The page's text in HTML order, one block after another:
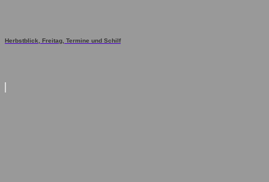
Herbstblick, Freitag, Termine und Schilf